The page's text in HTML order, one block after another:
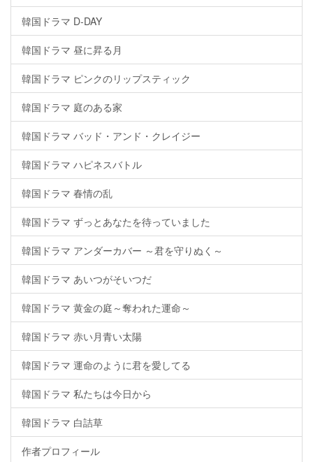
韓国ドラマ D-DAY
韓国ドラマ 昼に昇る月
韓国ドラマ ピンクのリップスティック
韓国ドラマ 庭のある家
韓国ドラマ バッド・アンド・クレイジー
韓国ドラマ ハピネスバトル
韓国ドラマ 春情の乱
韓国ドラマ ずっとあなたを待っていました
韓国ドラマ アンダーカバー ～君を守りぬく～
韓国ドラマ あいつがそいつだ
韓国ドラマ 黄金の庭～奪われた運命～
韓国ドラマ 赤い月青い太陽
韓国ドラマ 運命のように君を愛してる
韓国ドラマ 私たちは今日から
韓国ドラマ 白詰草
作者プロフィール